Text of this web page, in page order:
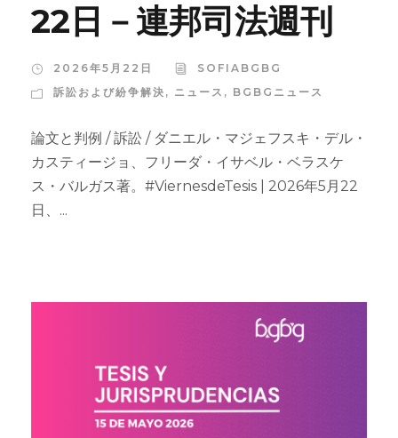
22日－連邦司法週刊
2026年5月22日
SOFIABGBG
訴訟および紛争解決 , ニュース , BGBGニュース
論文と判例 / 訴訟 / ダニエル・マジェフスキ・デル・
カスティージョ、フリーダ・イサベル・ベラスケ
ス・バルガス著。#ViernesdeTesis | 2026年5月22
日、...